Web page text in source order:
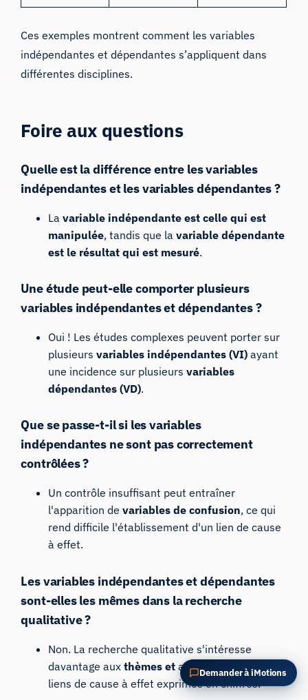
Ces exemples montrent comment les variables
indépendantes et dépendantes s’appliquent dans
différentes disciplines.
Foire aux questions
Quelle est la différence entre les variables
indépendantes et les variables dépendantes ?
Lavariable indépendante est celle qui est
manipulée, tandis que lavariable dépendante
est le résultat qui est mesuré.
Une étude peut-elle comporter plusieurs
variables indépendantes et dépendantes ?
Oui ! Les études complexes peuvent porter sur
plusieursvariables indépendantes (VI) ayant
une incidence sur plusieursvariables
dépendantes (VD).
Que se passe-t-il si les variables
indépendantes ne sont pas correctement
contrôlées ?
Un contrôle insuffisant peut entraîner
l'apparition devariables de confusion, ce qui
rend difficile l'établissement d'un lien de cause
à effet.
Les variables indépendantes et dépendantes
sont-elles les mêmes dans la recherche
qualitative ?
Non. La recherche qualitative s'intéresse
davantage auxthèmes etaux relationsqu'aux
liens de cause à effet exprimés en chiffres.
Demander à iMotions
Posez des questions sur les méthodes de
recherche, les produits, les capteurs, les SDK,
souhaitez étudier.
Je vous suggérerai des questions pertinentes en
fonction de votre demande.
Résumer cet article
Pourquoi est-ce important ?
Comment pourrais-je appliquer cela ?